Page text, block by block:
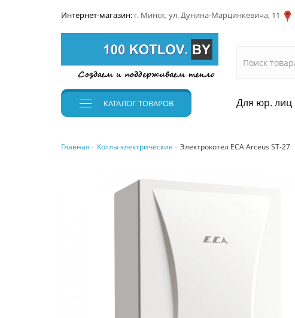
Интернет-магазин: г. Минск, ул. Дунина-Марцинкевича, 11
КАТАЛОГТОВАРОВ Для юр. лиц
Главная Котлы электрические Электрокотел ECA Arceus ST-27